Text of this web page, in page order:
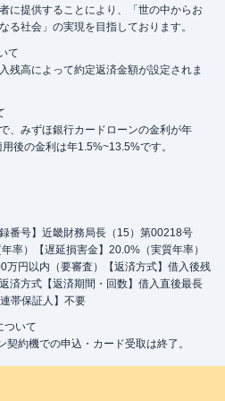
に提供することにより、「世の中からお
る社会」の実現を目指しております。
て
残高によって約定返済金額が設定されま
、みずほ銀行カードローンの金利が年
後の金利は年1.5%~13.5%です。
番号】近畿財務局長（15）第00218号
率）【遅延損害金】20.0%（実質年率）
万円以内（要審査）【返済方式】借入後残
済方式【返済期間・回数】借入直後最長
帯保証人】不要
ついて
約機での申込・カード受取は終了。